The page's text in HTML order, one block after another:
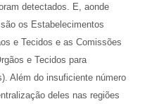
detectados. E, aonde
os Estabelecimentos
e Tecidos e as Comissões
e Tecidos para
Além do insuficiente número
deles nas regiões